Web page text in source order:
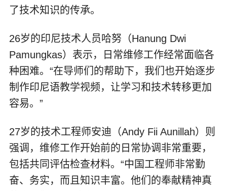
了技术知识的传承。
26岁的印尼技术人员哈努（Hanung Dwi
Pamungkas）表示，日常维修工作经常面临各
种困难。“在导师们的帮助下，我们也开始逐步
制作印尼语教学视频，让学习和技术转移更加
容易。”
27岁的技术工程师安迪（Andy Fii Aunillah）则
强调，维修工作开始前的日常协调非常重要，
包括共同评估检查材料。“中国工程师非常勤
奋、务实，而且知识丰富。他们的奉献精神真